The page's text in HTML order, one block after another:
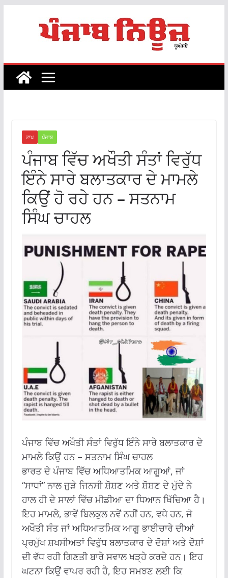
ਟਾਪ ਪੰਜਾਬ
ਪੰਜਾਬ ਵਿੱਚ ਅਖੌਤੀ ਸੰਤਾਂ ਵਿਰੁੱਧ
ਇੰਨੇ ਸਾਰੇ ਬਲਾਤਕਾਰ ਦੇ ਮਾਮਲੇ
ਕਿਉਂ ਹੋ ਰਹੇ ਹਨ – ਸਤਨਾਮ
ਸਿੰਘ ਚਾਹਲ
ਪੰਜਾਬ ਵਿੱਚ ਅਖੌਤੀ ਸੰਤਾਂ ਵਿਰੁੱਧ ਇੰਨੇ ਸਾਰੇ ਬਲਾਤਕਾਰ ਦੇ
ਮਾਮਲੇ ਕਿਉਂ ਹਨ – ਸਤਨਾਮ ਸਿੰਘ ਚਾਹਲ
ਭਾਰਤ ਦੇ ਪੰਜਾਬ ਵਿੱਚ ਅਧਿਆਤਮਿਕ ਆਗੂਆਂ, ਜਾਂ
“ਸਾਧਾਂ” ਨਾਲ ਜੁੜੇ ਜਿਨਸੀ ਸ਼ੋਸ਼ਣ ਅਤੇ ਸ਼ੋਸ਼ਣ ਦੇ ਮੁੱਦੇ ਨੇ
ਹਾਲ ਹੀ ਦੇ ਸਾਲਾਂ ਵਿੱਚ ਮੀਡੀਆ ਦਾ ਧਿਆਨ ਖਿੱਚਿਆ ਹੈ।
ਇਹ ਮਾਮਲੇ, ਭਾਵੇਂ ਬਿਲਕੁਲ ਨਵੇਂ ਨਹੀਂ ਹਨ, ਵਧੇ ਹਨ, ਜੋ
ਅਖੌਤੀ ਸੰਤ ਜਾਂ ਅਧਿਆਤਮਿਕ ਆਗੂ ਭਾਈਚਾਰੇ ਦੀਆਂ
ਪ੍ਰਮੁੱਖ ਸ਼ਖਸੀਅਤਾਂ ਵਿਰੁੱਧ ਬਲਾਤਕਾਰ ਦੇ ਦੋਸ਼ਾਂ ਅਤੇ ਦੋਸ਼ਾਂ
ਦੀ ਵੱਧ ਰਹੀ ਗਿਣਤੀ ਬਾਰੇ ਸਵਾਲ ਖੜ੍ਹੇ ਕਰਦੇ ਹਨ। ਇਹ
ਘਟਨਾ ਕਿਉਂ ਵਾਪਰ ਰਹੀ ਹੈ, ਇਹ ਸਮਝਣ ਲਈ ਕਿ